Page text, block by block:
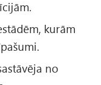
kurām
no